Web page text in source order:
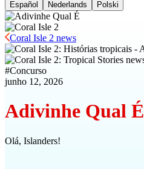
Español
Nederlands Polski
Coral Isle 2 news
#Concurso
junho 12, 2026
Adivinhe Qual É
Olá, Islanders!